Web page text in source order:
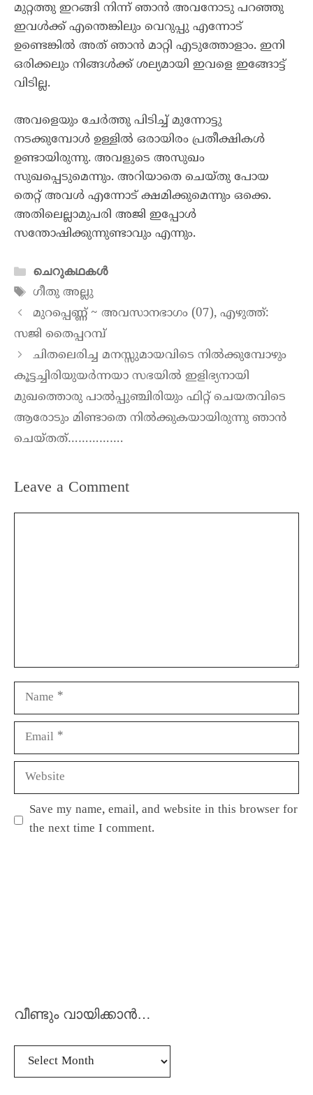
മുറ്റത്തു ഇറങ്ങി നിന്ന് ഞാൻ അവനോടു പറഞ്ഞു
ഇവൾക്ക് എന്തെങ്കിലും വെറുപ്പു എന്നോട്
ഉണ്ടെങ്കിൽ അത് ഞാൻ മാറ്റി എടുത്തോളാം. ഇനി
ഒരിക്കലും നിങ്ങൾക്ക് ശല്യമായി ഇവളെ ഇങ്ങോട്ട്
വിടില്ല.
അവളെയും ചേർത്തു പിടിച്ച് മുന്നോട്ടു
നടക്കുമ്പോൾ ഉള്ളിൽ ഒരായിരം പ്രതീക്ഷികൾ
ഉണ്ടായിരുന്നു. അവളുടെ അസുഖം
സുഖപ്പെടുമെന്നും. അറിയാതെ ചെയ്തു പോയ
തെറ്റ് അവൾ എന്നോട് ക്ഷമിക്കുമെന്നും ഒക്കെ.
അതിലെല്ലാമുപരി അജി ഇപ്പോൾ
സന്തോഷിക്കുന്നുണ്ടാവും എന്നും.
ചെറുകഥകൾ
ഗീതു അല്ലു
മുറപ്പെണ്ണ് ~ അവസാനഭാഗം (07), എഴുത്ത്:
സജി തൈപ്പറമ്പ്
ചിതലെരിച്ച മനസ്സുമായവിടെ നിൽക്കുമ്പോഴും
കൂട്ടച്ചിരിയുയർന്നയാ സഭയിൽ ഇളിഭ്യനായി
മുഖത്തൊരു പാൽപ്പുഞ്ചിരിയും ഫിറ്റ് ചെയതവിടെ
ആരോടും മിണ്ടാതെ നിൽക്കുകയായിരുന്നു ഞാൻ
ചെയ്തത്…………….
Leave a Comment
Save my name, email, and website in this browser for
the next time I comment.
വീണ്ടും വായിക്കാൻ…